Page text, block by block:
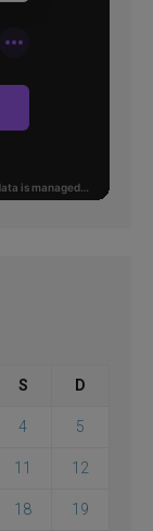
S D
4 5
11 12
18 19